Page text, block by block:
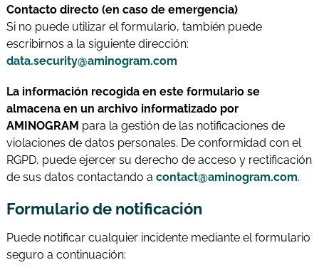
Contacto directo (en caso de emergencia)
Si no puede utilizar el formulario, también puede
escribirnos a la siguiente dirección:
data.security@aminogram.com
La información recogida en este formulario se
almacena en un archivo informatizado por
AMINOGRAM para la gestión de las notificaciones de
violaciones de datos personales. De conformidad con el
RGPD, puede ejercer su derecho de acceso y rectificación
de sus datos contactando a contact@aminogram.com.
Formulario de notificación
Puede notificar cualquier incidente mediante el formulario
seguro a continuación: